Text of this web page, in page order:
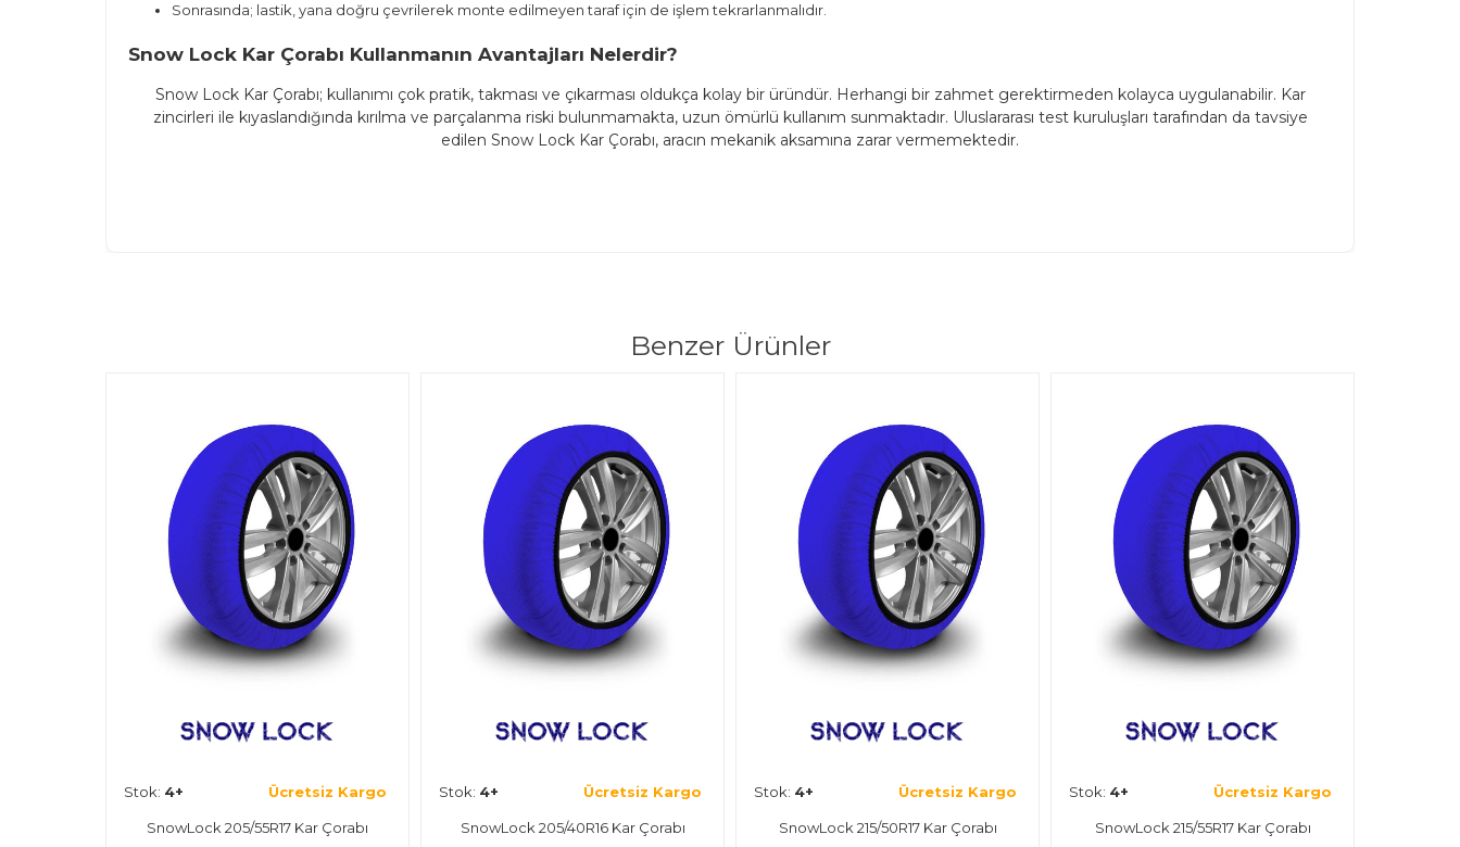
Sonrasında; lastik, yana doğru çevrilerek monte edilmeyen taraf için de işlem tekrarlanmalıdır.
Snow Lock Kar Çorabı Kullanmanın Avantajları Nelerdir?
Snow Lock Kar Çorabı; kullanımı çok pratik, takması ve çıkarması oldukça kolay bir üründür. Herhangi bir zahmet gerektirmeden kolayca uygulanabilir. Kar
zincirleri ile kıyaslandığında kırılma ve parçalanma riski bulunmamakta, uzun ömürlü kullanım sunmaktadır. Uluslararası test kuruluşları tarafından da tavsiye
edilen Snow Lock Kar Çorabı, aracın mekanik aksamına zarar vermemektedir.
Benzer Ürünler
Stok: 4+ Ücretsiz Kargo
SnowLock 205/55R17 Kar Çorabı
Stok: 4+ Ücretsiz Kargo
SnowLock 205/40R16 Kar Çorabı
Stok: 4+ Ücretsiz Kargo
SnowLock 215/50R17 Kar Çorabı
Stok: 4+ Ücretsiz Kargo
SnowLock 215/55R17 Kar Çorabı